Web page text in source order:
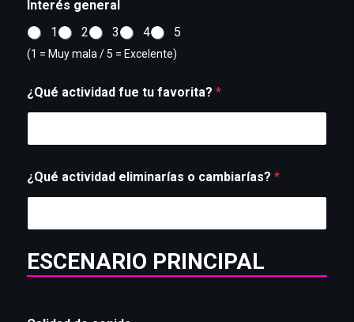
Interés general
1
2 3 4 5
(1 = Muy mala / 5 = Excelente)
¿Qué actividad fue tu favorita? *
¿Qué actividad eliminarías o cambiarías? *
ESCENARIO PRINCIPAL